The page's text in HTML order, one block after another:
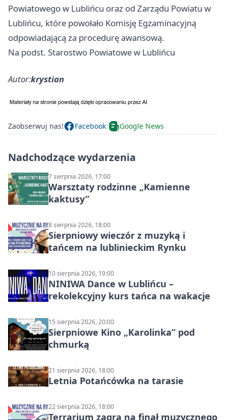
Powiatowego w Lublińcu oraz od Zarządu Powiatu w
Lublińcu, które powołało Komisję Egzaminacyjną
odpowiadającą za procedurę awansową.
Na podst. Starostwo Powiatowe w Lublińcu
Autor:krystian
Zaobserwuj nas! Facebook Google News
Nadchodzące wydarzenia
7 sierpnia 2026, 17:00
Warsztaty rodzinne „Kamienne
kaktusy”
8 sierpnia 2026, 18:00
Sierpniowy wieczór z muzyką i
tańcem na lublinieckim Rynku
10 sierpnia 2026, 19:00
NINIWA Dance w Lublińcu –
rekolekcyjny kurs tańca na wakacje
15 sierpnia 2026, 20:00
Sierpniowe Kino „Karolinka” pod
chmurką
21 sierpnia 2026, 18:00
Letnia Potańcówka na tarasie
22 sierpnia 2026, 18:00
Terrarium zagra na finał muzycznego